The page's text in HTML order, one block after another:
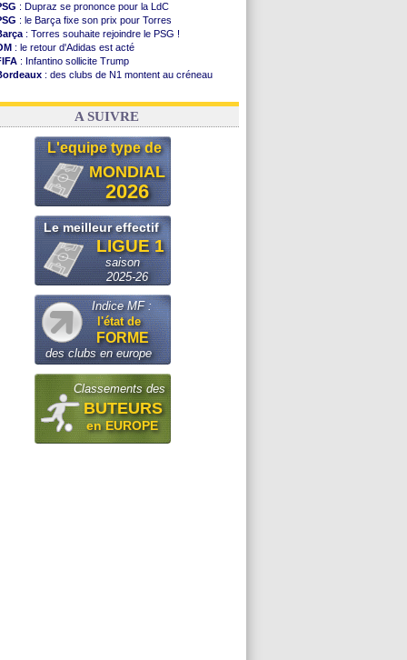
: Dupraz se prononce pour la LdC
: le Barça fixe son prix pour Torres
: Torres souhaite rejoindre le PSG !
: le retour d'Adidas est acté
: Infantino sollicite Trump
: des clubs de N1 montent au créneau
: le démenti de Leipzig pour Diomandé
A SUIVRE
L'equipe type de
MONDIAL
2026
Le meilleur effectif
LIGUE 1
saison
2025-26
Indice MF :
l'état de
FORME
des clubs en europe
Classements des
BUTEURS
en EUROPE